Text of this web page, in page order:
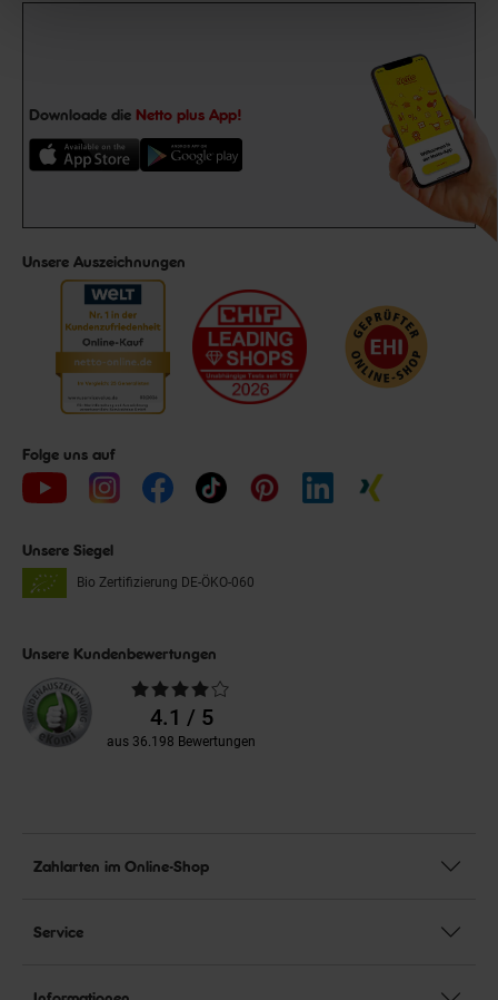
Downloade die Netto plus App!
Unsere Auszeichnungen
Folge uns auf
Unsere Siegel
Bio Zertifizierung DE-ÖKO-060
Unsere Kundenbewertungen
Durchschnittliche
Bewertungen4.1 / 5
aus 36.198 Bewertungen
Zahlarten im Online-Shop
Service